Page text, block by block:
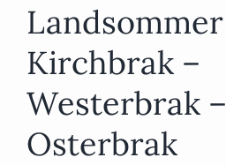
Landsommer
Kirchbrak –
Westerbrak –
Osterbrak